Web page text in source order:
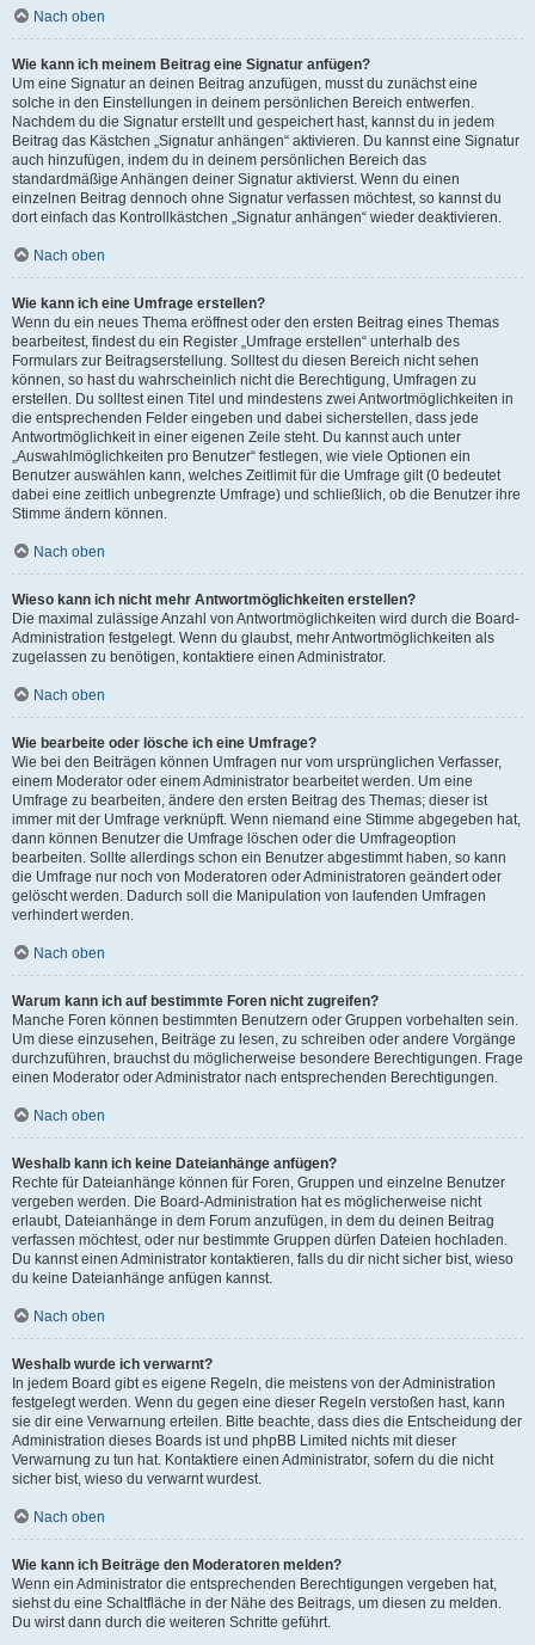
Nach oben
Wie kann ich meinem Beitrag eine Signatur anfügen?
Um eine Signatur an deinen Beitrag anzufügen, musst du zunächst eine
solche in den Einstellungen in deinem persönlichen Bereich entwerfen.
Nachdem du die Signatur erstellt und gespeichert hast, kannst du in jedem
Beitrag das Kästchen „Signatur anhängen“ aktivieren. Du kannst eine Signatur
auch hinzufügen, indem du in deinem persönlichen Bereich das
standardmäßige Anhängen deiner Signatur aktivierst. Wenn du einen
einzelnen Beitrag dennoch ohne Signatur verfassen möchtest, so kannst du
dort einfach das Kontrollkästchen „Signatur anhängen“ wieder deaktivieren.
Nach oben
Wie kann ich eine Umfrage erstellen?
Wenn du ein neues Thema eröffnest oder den ersten Beitrag eines Themas
bearbeitest, findest du ein Register „Umfrage erstellen“ unterhalb des
Formulars zur Beitragserstellung. Solltest du diesen Bereich nicht sehen
können, so hast du wahrscheinlich nicht die Berechtigung, Umfragen zu
erstellen. Du solltest einen Titel und mindestens zwei Antwortmöglichkeiten in
die entsprechenden Felder eingeben und dabei sicherstellen, dass jede
Antwortmöglichkeit in einer eigenen Zeile steht. Du kannst auch unter
„Auswahlmöglichkeiten pro Benutzer“ festlegen, wie viele Optionen ein
Benutzer auswählen kann, welches Zeitlimit für die Umfrage gilt (0 bedeutet
dabei eine zeitlich unbegrenzte Umfrage) und schließlich, ob die Benutzer ihre
Stimme ändern können.
Nach oben
Wieso kann ich nicht mehr Antwortmöglichkeiten erstellen?
Die maximal zulässige Anzahl von Antwortmöglichkeiten wird durch die Board-
Administration festgelegt. Wenn du glaubst, mehr Antwortmöglichkeiten als
zugelassen zu benötigen, kontaktiere einen Administrator.
Nach oben
Wie bearbeite oder lösche ich eine Umfrage?
Wie bei den Beiträgen können Umfragen nur vom ursprünglichen Verfasser,
einem Moderator oder einem Administrator bearbeitet werden. Um eine
Umfrage zu bearbeiten, ändere den ersten Beitrag des Themas; dieser ist
immer mit der Umfrage verknüpft. Wenn niemand eine Stimme abgegeben hat,
dann können Benutzer die Umfrage löschen oder die Umfrageoption
bearbeiten. Sollte allerdings schon ein Benutzer abgestimmt haben, so kann
die Umfrage nur noch von Moderatoren oder Administratoren geändert oder
gelöscht werden. Dadurch soll die Manipulation von laufenden Umfragen
verhindert werden.
Nach oben
Warum kann ich auf bestimmte Foren nicht zugreifen?
Manche Foren können bestimmten Benutzern oder Gruppen vorbehalten sein.
Um diese einzusehen, Beiträge zu lesen, zu schreiben oder andere Vorgänge
durchzuführen, brauchst du möglicherweise besondere Berechtigungen. Frage
einen Moderator oder Administrator nach entsprechenden Berechtigungen.
Nach oben
Weshalb kann ich keine Dateianhänge anfügen?
Rechte für Dateianhänge können für Foren, Gruppen und einzelne Benutzer
vergeben werden. Die Board-Administration hat es möglicherweise nicht
erlaubt, Dateianhänge in dem Forum anzufügen, in dem du deinen Beitrag
verfassen möchtest, oder nur bestimmte Gruppen dürfen Dateien hochladen.
Du kannst einen Administrator kontaktieren, falls du dir nicht sicher bist, wieso
du keine Dateianhänge anfügen kannst.
Nach oben
Weshalb wurde ich verwarnt?
In jedem Board gibt es eigene Regeln, die meistens von der Administration
festgelegt werden. Wenn du gegen eine dieser Regeln verstoßen hast, kann
sie dir eine Verwarnung erteilen. Bitte beachte, dass dies die Entscheidung der
Administration dieses Boards ist und phpBB Limited nichts mit dieser
Verwarnung zu tun hat. Kontaktiere einen Administrator, sofern du die nicht
sicher bist, wieso du verwarnt wurdest.
Nach oben
Wie kann ich Beiträge den Moderatoren melden?
Wenn ein Administrator die entsprechenden Berechtigungen vergeben hat,
siehst du eine Schaltfläche in der Nähe des Beitrags, um diesen zu melden.
Du wirst dann durch die weiteren Schritte geführt.